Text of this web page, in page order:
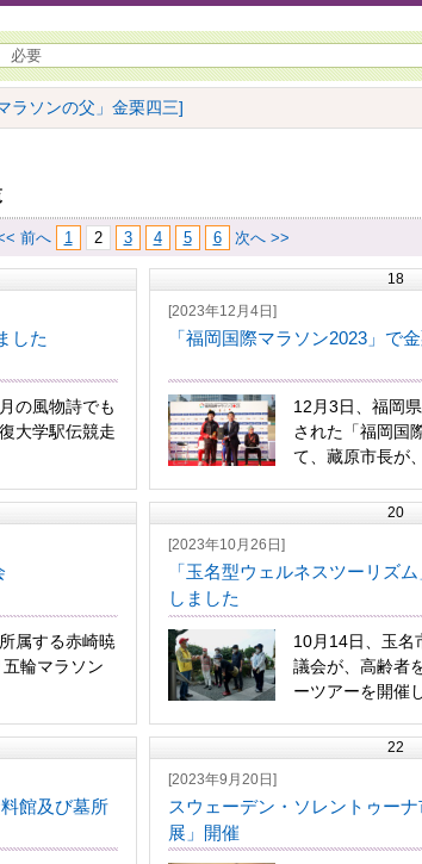
ラソンの父」金栗四三]
前へ 1 2 3 4 5 6 次へ >>
した
の風物詩でも
大学駅伝競走
18
[2023年12月4日]
「福岡国際マラソン2023」で
12月3日、福岡
された「福岡国
て、藏原市長が
属する赤崎暁
輪マラソン
20
[2023年10月26日]
「玉名型ウェルネスツーリズ
しました
10月14日、玉名
議会が、高齢者
ーツアーを開催
館及び墓所
22
[2023年9月20日]
スウェーデン・ソレントゥー
展」開催